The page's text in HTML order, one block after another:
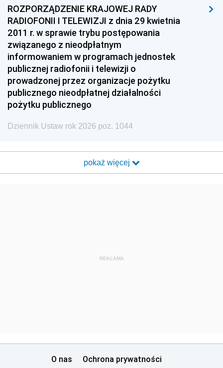
ROZPORZĄDZENIE KRAJOWEJ RADY
RADIOFONII I TELEWIZJI z dnia 29 kwietnia
2011 r. w sprawie trybu postępowania
związanego z nieodpłatnym
informowaniem w programach jednostek
publicznej radiofonii i telewizji o
prowadzonej przez organizacje pożytku
publicznego nieodpłatnej działalności
pożytku publicznego
Dziennik Ustaw rok 2026 poz. 1044
pokaż więcej
REKLAMA
O nas
Ochrona prywatności